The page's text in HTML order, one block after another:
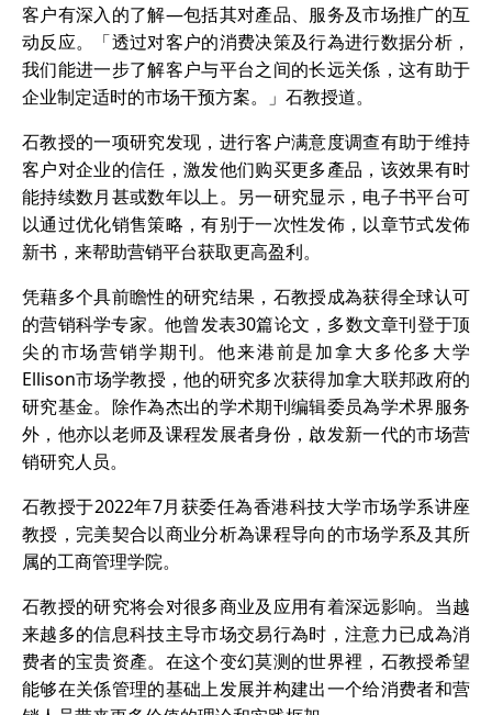
客户有深入的了解—包括其对產品、服务及市场推广的互
动反应。「透过对客户的消费决策及行為进行数据分析，
我们能进一步了解客户与平台之间的长远关係，这有助于
企业制定适时的市场干预方案。」石教授道。
石教授的一项研究发现，进行客户满意度调查有助于维持
客户对企业的信任，激发他们购买更多產品，该效果有时
能持续数月甚或数年以上。另一研究显示，电子书平台可
以通过优化销售策略，有别于一次性发佈，以章节式发佈
新书，来帮助营销平台获取更高盈利。
凭藉多个具前瞻性的研究结果，石教授成為获得全球认可
的营销科学专家。他曾发表30篇论文，多数文章刊登于顶
尖的市场营销学期刊。他来港前是加拿大多伦多大学
Ellison市场学教授，他的研究多次获得加拿大联邦政府的
研究基金。除作為杰出的学术期刊编辑委员為学术界服务
外，他亦以老师及课程发展者身份，啟发新一代的市场营
销研究人员。
石教授于2022年7月获委任為香港科技大学市场学系讲座
教授，完美契合以商业分析為课程导向的市场学系及其所
属的工商管理学院。
石教授的研究将会对很多商业及应用有着深远影响。当越
来越多的信息科技主导市场交易行為时，注意力已成為消
费者的宝贵资產。在这个变幻莫测的世界裡，石教授希望
能够在关係管理的基础上发展并构建出一个给消费者和营